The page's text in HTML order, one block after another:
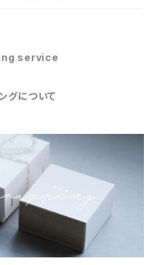
service
グについて